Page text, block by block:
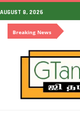
AUGUST 8, 2026
Breaking News